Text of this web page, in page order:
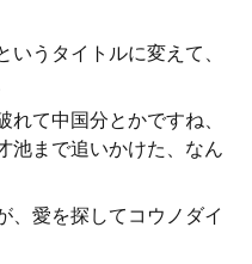
うタイトルに変えて、
て中国分とかですね、
池まで追いかけた、なん
、愛を探してコウノダイ